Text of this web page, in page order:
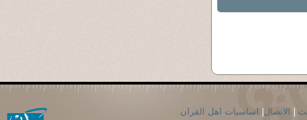
الاتصال اساسيات اهل القران